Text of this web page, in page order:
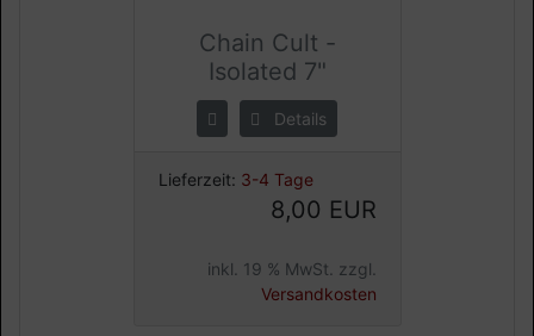
Chain Cult -
Isolated 7"
Details
Lieferzeit: 3-4 Tage
8,00 EUR
inkl. 19 % MwSt. zzgl.
Versandkosten